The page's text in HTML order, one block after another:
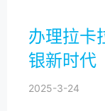
办理拉卡
银新时代
2025-3-24